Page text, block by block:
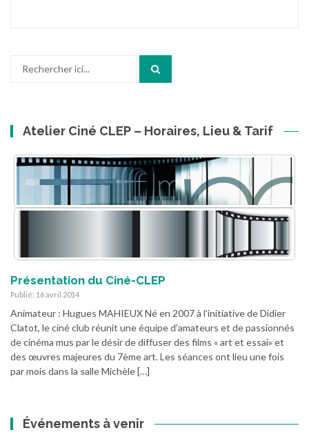
Atelier Ciné CLEP – Horaires, Lieu & Tarif
Présentation du Ciné-CLEP
Publié: 16 avril 2014
Animateur : Hugues MAHIEUX Né en 2007 à l’initiative de Didier
Clatot, le ciné club réunit une équipe d’amateurs et de passionnés
de cinéma mus par le désir de diffuser des films « art et essai» et
des œuvres majeures du 7ème art. Les séances ont lieu une fois
par mois dans la salle Michèle […]
Événements à venir